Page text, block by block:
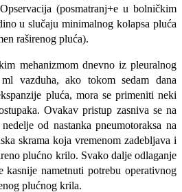
(posmatranj+e u bolničkim
u slučaju minimalnog kolapsa pluća
raširenog pluća).
mehani­zmom dnevno iz pleuralnog
vazduha, ako tokom sedam dana
pluća, mora se primeniti ne­ki
Ovakav pristup zasniva se na
od nastanka pneu­motoraksa na
skrama koja vremenom zadebljava i
plućno krilo. Svako dalje odlaganje
kasnije nametnuti potrebu operativnog
plućnog krila.